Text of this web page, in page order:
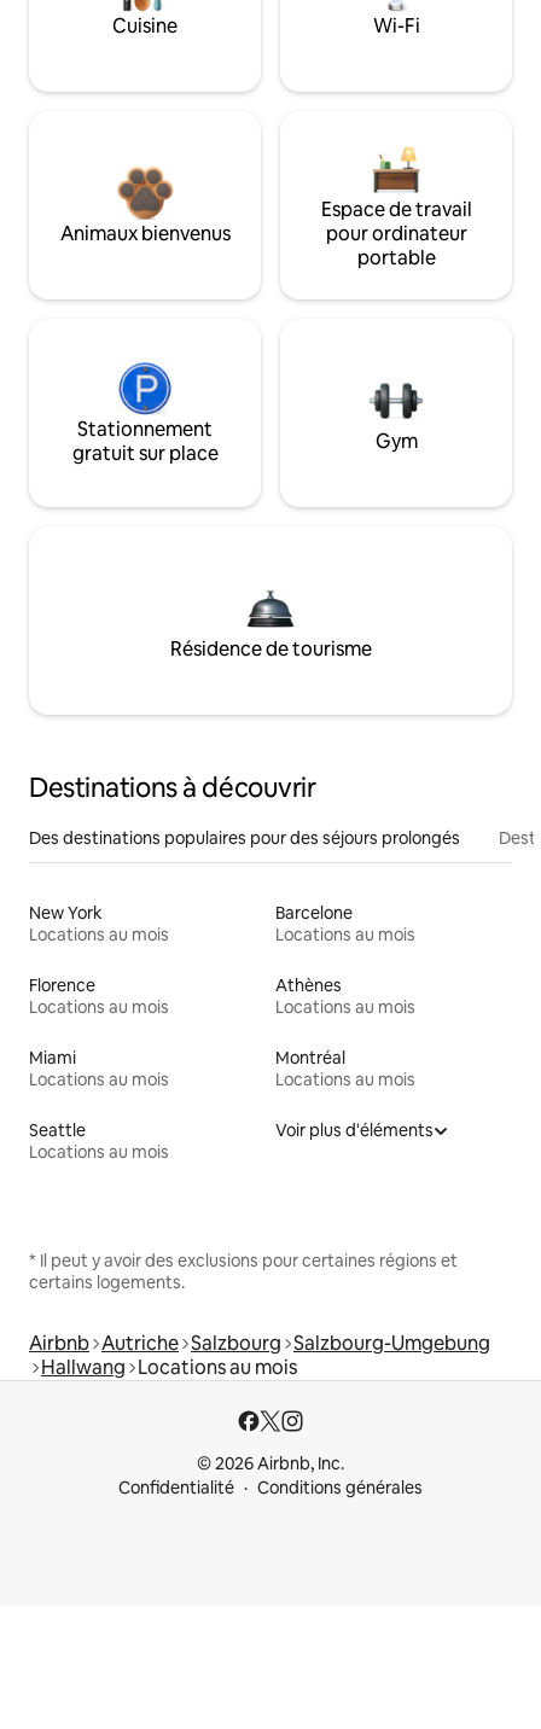
Cuisine Wi-Fi
Animaux bienvenus
Espace de travail
pour ordinateur
portable
Stationnement
gratuit sur place
Gym
Résidence de tourisme
Destinations à découvrir
Des destinations populaires pour des séjours prolongés
New York
Locations au mois
Barcelone
Locations au mois
Florence
Locations au mois
Athènes
Locations au mois
Miami
Locations au mois
Montréal
Locations au mois
Seattle
Locations au mois
Voir plus d'éléments
* Il peut y avoir des exclusions pour certaines régions et
certains logements.
Airbnb Autriche Salzbourg Salzbourg-Umgebung
Hallwang Locations au mois
© 2026 Airbnb, Inc.
Confidentialité
Conditions générales